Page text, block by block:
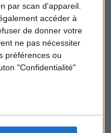
par scan d'appareil.
accéder à
de donner votre
ne pas nécessiter
préférences ou
"Confidentialité"